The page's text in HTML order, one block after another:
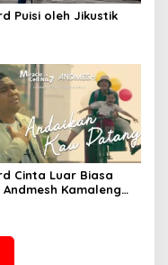
Puisi oleh Jikustik
Cinta Luar Biasa
Andmesh Kamaleng